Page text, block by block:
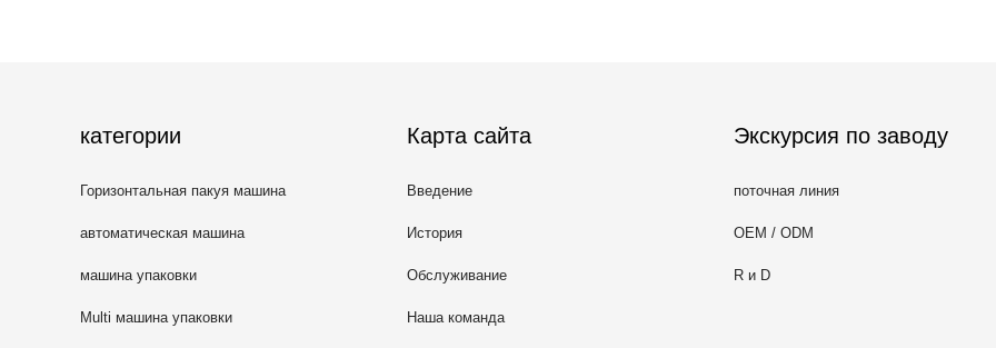
категории
Горизонтальная пакуя машина
автоматическая машина
упаковки еды
машина упаковки
оборудования
Multi машина упаковки
Карта сайта
Введение
История
Обслуживание
Наша команда
Экскурсия по заводу
поточная линия
OEM / ODM
R и D